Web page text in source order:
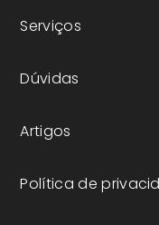
Serviços
Dúvidas
Artigos
Política de